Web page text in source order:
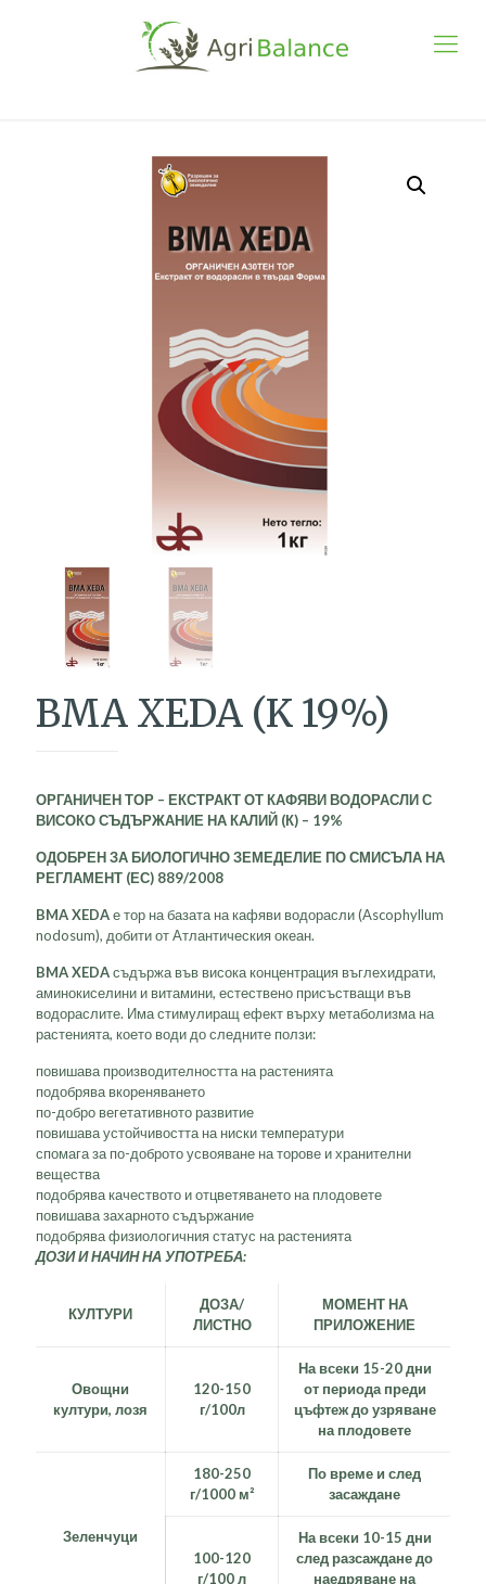
BMA XEDA (K 19%)
ОРГАНИЧЕН ТОР – ЕКСТРАКТ ОТ КАФЯВИ ВОДОРАСЛИ С
ВИСОКО СЪДЪРЖАНИЕ НА КАЛИЙ (К) – 19%
ОДОБРЕН ЗА БИОЛОГИЧНО ЗЕМЕДЕЛИЕ ПО СМИСЪЛА НА
РЕГЛАМЕНТ (ЕС) 889/2008
BMAXEDAе тор на базата на кафяви водорасли (Ascophyllum
nodosum), добити от Атлантическия океан.
BMAXEDAсъдържа във висока концентрация въглехидрати,
аминокиселини и витамини, естествено присъстващи във
водораслите. Има стимулиращ ефект върху метаболизма на
растенията, което води до следните ползи:
повишава производителността на растенията
подобрява вкореняването
по-добро вегетативното развитие
повишава устойчивостта на ниски температури
спомага за по-доброто усвояване на торове и хранителни
вещества
подобрява качеството и отцветяването на плодовете
повишава захарното съдържание
подобрява физиологичния статус на растенията
ДОЗИ И НАЧИН НА УПОТРЕБА:
КУЛТУРИ
ДОЗА/
ЛИСТНО
МОМЕНТ НА
ПРИЛОЖЕНИЕ
Овощни
култури, лозя
120-150
г/100л
На всеки 15-20 дни
от периода преди
цъфтеж до узряване
на плодовете
Зеленчуци
180-250
г/1000 м²
По време и след
засаждане
100-120
г/100 л
На всеки 10-15 дни
след разсаждане до
наедряване на